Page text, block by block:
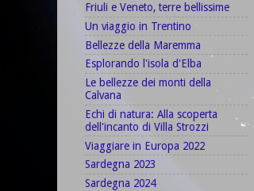
Friuli e Veneto, terre bellissime
Un viaggio in Trentino
Bellezze della Maremma
Esplorando l'isola d'Elba
Le bellezze dei monti della
Calvana
Echi di natura: Alla scoperta
dell'incanto di Villa Strozzi
Viaggiare in Europa 2022
Sardegna 2023
Sardegna 2024